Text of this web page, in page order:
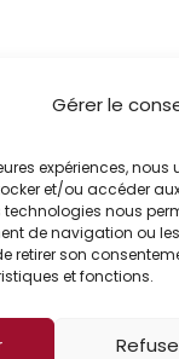
Gérer le
expériences,
et/ou accéder
nous
de navigation ou
retirer son
et fonctions.